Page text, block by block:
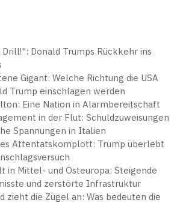
Drill!": Donald Trumps Rückkehr ins
Gigant: Welche Richtung die USA
Trump einschlagen werden
Eine Nation in Alarmbereitschaft
in der Flut: Schuldzuweisungen
Spannungen in Italien
Attentatskomplott: Trump überlebt
in Mittel- und Osteuropa: Steigende
und zerstörte Infrastruktur
zieht die Zügel an: Was bedeuten die